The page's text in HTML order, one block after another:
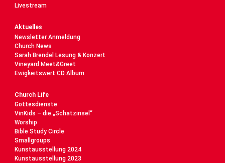
Livestream
Aktuelles
Newsletter Anmeldung
Church News
Sarah Brendel Lesung & Konzert
Vineyard Meet&Greet
Ewigkeitswert CD Album
Church Life
Gottesdienste
VinKids – die „Schatzinsel“
Worship
Bible Study Circle
Smallgroups
Kunstausstellung 2024
Kunstausstellung 2023